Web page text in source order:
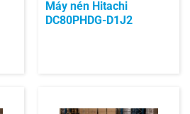
Máy nén Hitachi
DC80PHDG-D1J2